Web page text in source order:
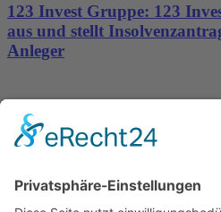
123 Invest Gruppe: 123
aus und stellt
Anleger
Dronus sichert sich 15
den Aufbau autonomer
Wichtiges